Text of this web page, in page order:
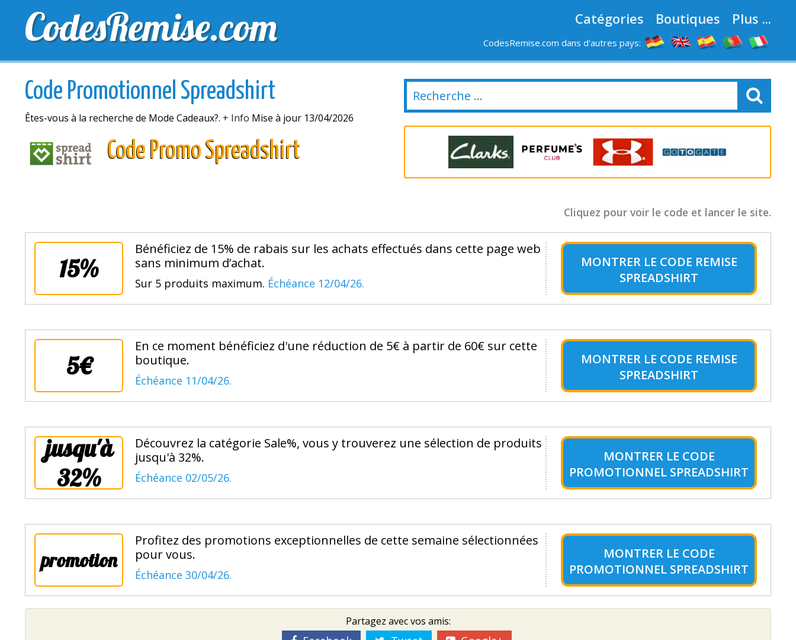
CodesRemise.com Catégories Boutiques Plus ...
CodesRemise.com dans d'autres pays:
MEILLEURS CODES PROMO CODES PROMO EXCLUSIFS DERNIERS JOURS NOUVELLES MAGASINS
Code Promotionnel Spreadshirt
Êtes-vous à la recherche de Mode Cadeaux?. + Info Mise à jour 13/04/2026
Code Promo Spreadshirt
Cliquez pour voir le code et lancer le site.
15%
Bénéficiez de 15% de rabais sur les achats effectués dans cette page web
sans minimum d’achat.
Sur 5 produits maximum. Échéance 12/04/26.
MONTRER LE CODE REMISE
SPREADSHIRT
5€
En ce moment bénéficiez d'une réduction de 5€ à partir de 60€ sur cette
boutique.
Échéance 11/04/26.
MONTRER LE CODE REMISE
SPREADSHIRT
jusqu'à
32%
Découvrez la catégorie Sale%, vous y trouverez une sélection de produits
jusqu'à 32%.
Échéance 02/05/26.
MONTRER LE CODE
PROMOTIONNEL SPREADSHIRT
promotion
Profitez des promotions exceptionnelles de cette semaine sélectionnées
pour vous.
Échéance 30/04/26.
MONTRER LE CODE
PROMOTIONNEL SPREADSHIRT
Partagez avec vos amis: